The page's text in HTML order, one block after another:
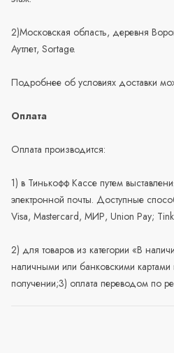
2)Московская область, деревня
Аутлет, Sortage.
Подробнее об условиях доставки
Оплата
Оплата производится:
1) в Тинькофф Кассе путем
электронной почты. Доступные
Visa, Mastercard, МИР, Union Pay;
2) для товаров из категории «В
наличными или банковскими
получении;3) оплата переводом по